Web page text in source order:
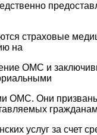
страховые
на
ОМС и
ОМС. Они призваны
услуг за счет